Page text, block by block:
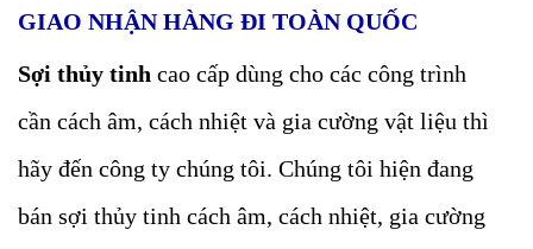
GIAO NHẬN HÀNG ĐI TOÀN QUỐC
Sợi thủy tinh cao cấp dùng cho các công trình
cần cách âm, cách nhiệt và gia cường vật liệu thì
hãy đến công ty chúng tôi. Chúng tôi hiện đang
bán sợi thủy tinh cách âm, cách nhiệt, gia cường